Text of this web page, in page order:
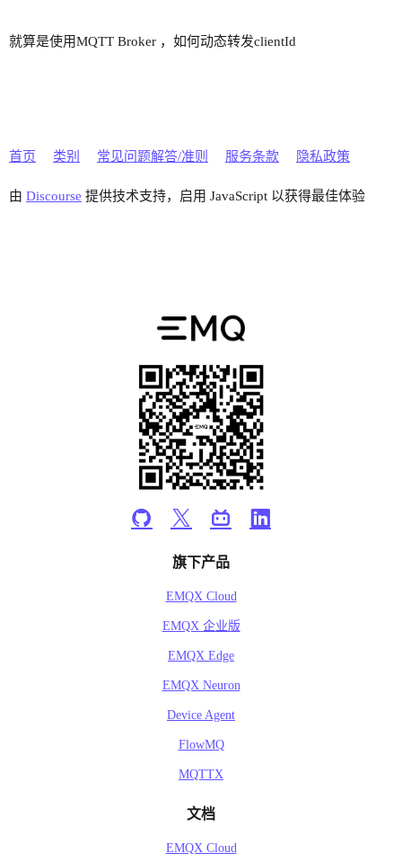
就算是使用MQTT Broker ，如何动态转发clientId
首页 类别 常见问题解答/准则 服务条款 隐私政策
由 Discourse 提供技术支持，启用 JavaScript 以获得最佳体验
旗下产品
EMQX Cloud
EMQX 企业版
EMQX Edge
EMQX Neuron
Device Agent
FlowMQ
MQTTX
文档
EMQX Cloud